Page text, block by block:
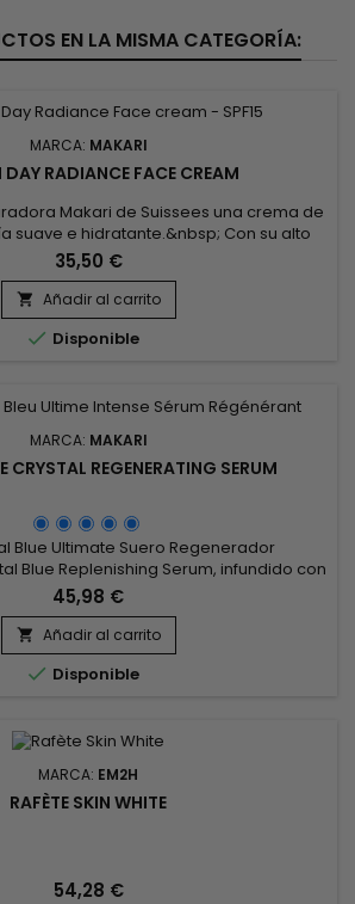
EN LA MISMA CATEGORÍA:
MARCA: MAKARI
RADIANCE FACE CREAM
Makari de Suissees una crema de
suave e hidratante.&nbsp; Con su alto
aclarante, esta crema te ayudará a
no deseada, las manchas
para siempre. &nbsp;Makari
Cream stimula la formación de nuevas
células de la...
35,50 €
 Añadir al carrito
 Disponible
MARCA: MAKARI
CRYSTAL REGENERATING SERUM
Blue Ultimate Suero Regenerador
Blue Replenishing Serum, infundido con
de antioxidantes, vitaminas y péptidos,
sinérgica para proteger la piel contra
Este tratamiento ligero
fortalece la piel con nutrientes
esenciales.
45,98 €
 Añadir al carrito
 Disponible
MARCA: EM2H
RAFÈTE SKIN WHITE
54,28 €